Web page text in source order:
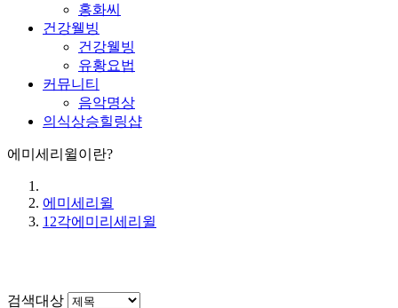
홍화씨
건강웰빙
건강웰빙
유황요법
커뮤니티
음악명상
의식상승힐링샵
에미세리윌이란?
에미세리윌
12각에미리세리윌
검색대상